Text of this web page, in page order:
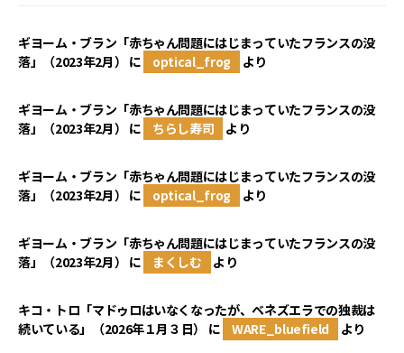
ギヨーム・ブラン「赤ちゃん問題にはじまっていたフランスの没
落」（2023年2月） に optical_frog より
ギヨーム・ブラン「赤ちゃん問題にはじまっていたフランスの没
落」（2023年2月） に ちらし寿司 より
ギヨーム・ブラン「赤ちゃん問題にはじまっていたフランスの没
落」（2023年2月） に optical_frog より
ギヨーム・ブラン「赤ちゃん問題にはじまっていたフランスの没
落」（2023年2月） に まくしむ より
キコ・トロ「マドゥロはいなくなったが、ベネズエラでの独裁は
続いている」（2026年１月３日）
に WARE_bluefield より